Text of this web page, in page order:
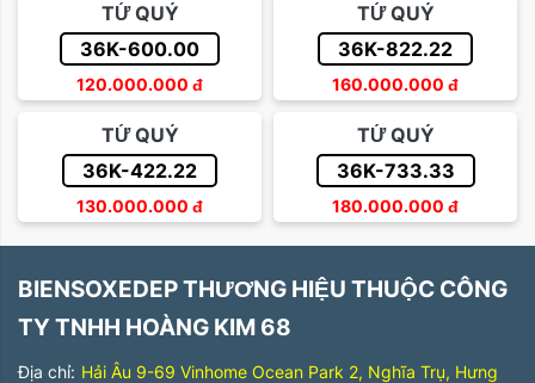
TỨ QUÝ
36K-600.00
120.000.000 đ
TỨ QUÝ
36K-822.22
160.000.000 đ
TỨ QUÝ
36K-422.22
130.000.000 đ
TỨ QUÝ
36K-733.33
180.000.000 đ
BIENSOXEDEP THƯƠNG HIỆU THUỘC CÔNG
TY TNHH HOÀNG KIM 68
Địa chỉ: Hải Âu 9-69 Vinhome Ocean Park 2, Nghĩa Trụ, Hưng